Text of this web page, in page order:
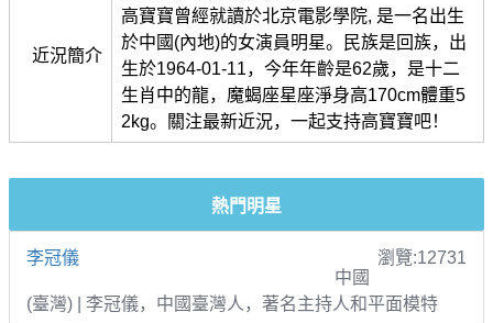
近況簡介
高寶寶曾經就讀於北京電影學院, 是一名出生
於中國(內地)的女演員明星。民族是回族，出
生於1964-01-11，今年年齡是62歲，是十二
生肖中的龍，魔蝎座星座淨身高170cm體重5
2kg。關注最新近況，一起支持高寶寶吧！
熱門明星
李冠儀
瀏覽:12731
中國
(臺灣) | 李冠儀，中國臺灣人，著名主持人和平面模特